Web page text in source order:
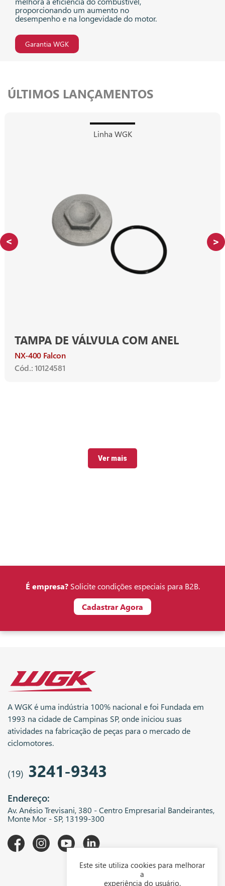
proporcionando um aumento no
desempenho e na longevidade do motor.
Garantia WGK
ÚLTIMOS LANÇAMENTOS
Linha WGK
TAMPA DE VÁLVULA COM ANEL
NX-400 Falcon
Cód.: 10124581
Ver mais
É empresa?Solicite condições especiais para B2B.
Cadastrar Agora
A WGK é uma indústria 100% nacional e foi Fundada em
1993 na cidade de Campinas SP, onde iniciou suas
atividades na fabricação de peças para o mercado de
ciclomotores.
(19) 3241-9343
Endereço:
Av. Anésio Trevisani, 380 - Centro Empresarial Bandeirantes,
Monte Mor - SP, 13199-300
Este site utiliza cookies para melhorar
a
experiência do usuário.